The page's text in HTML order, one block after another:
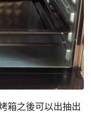
箱之後可以出抽出